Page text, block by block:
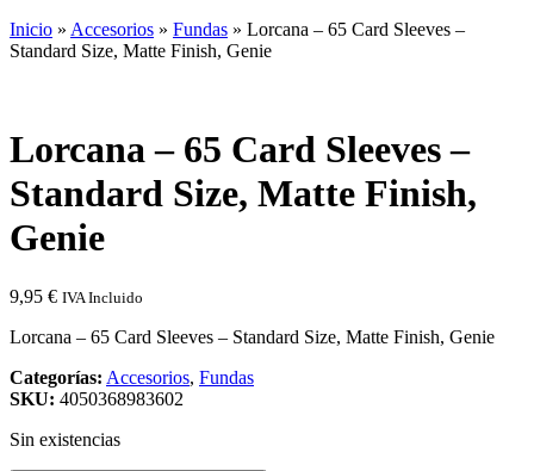
Inicio » Accesorios » Fundas » Lorcana – 65 Card Sleeves –
Standard Size, Matte Finish, Genie
Lorcana – 65 Card Sleeves –
Standard Size, Matte Finish,
Genie
9,95 € IVA Incluido
Lorcana – 65 Card Sleeves – Standard Size, Matte Finish, Genie
Categorías: Accesorios, Fundas
SKU: 4050368983602
Sin existencias